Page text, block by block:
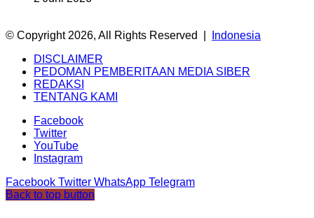
© Copyright 2026, All Rights Reserved |
Indonesia
DISCLAIMER
PEDOMAN PEMBERITAAN MEDIA SIBER
REDAKSI
TENTANG KAMI
Facebook
Twitter
YouTube
Instagram
Facebook Twitter WhatsApp Telegram
Back to top button